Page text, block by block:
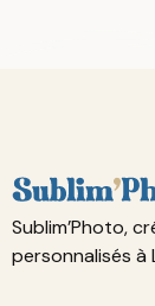
Sublim’Photo,
personnalisés à